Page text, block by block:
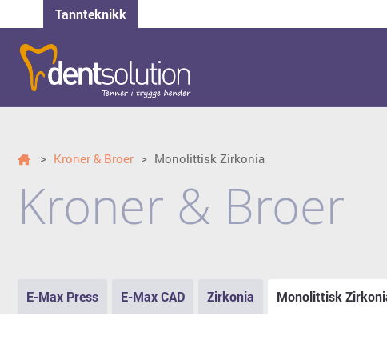
Tannteknikk
> Kroner & Broer > Monolittisk Zirkonia
Kroner & Broer
E-Max Press E-Max CAD Zirkonia Monolittisk